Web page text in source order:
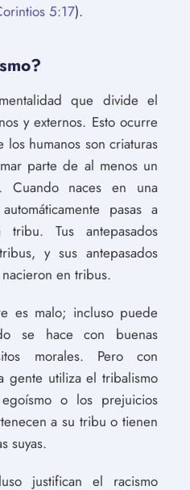
5:17).
que divide el
y externos. Esto ocurre
humanos son criaturas
parte de al menos un
Cuando naces en una
pasas a
Tus antepasados
y sus antepasados
en tribus.
es malo; incluso puede
se hace con buenas
morales. Pero con
gente utiliza el tribalismo
o los prejuicios
a su tribu o tienen
suyas.
justifican el racismo